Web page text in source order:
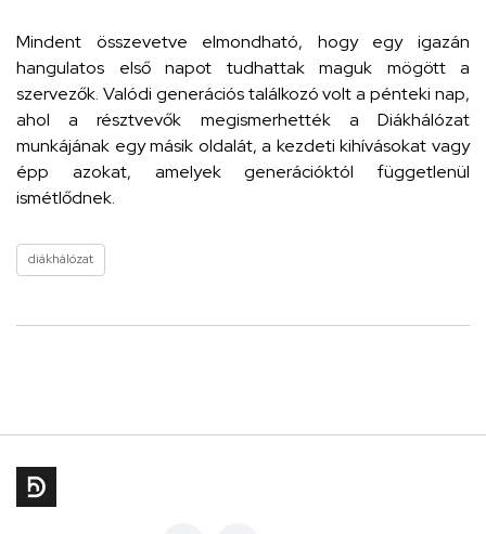
Mindent összevetve elmondható, hogy egy igazán
hangulatos első napot tudhattak maguk mögött a
szervezők. Valódi generációs találkozó volt a pénteki nap,
ahol a résztvevők megismerhették a Diákhálózat
munkájának egy másik oldalát, a kezdeti kihívásokat vagy
épp azokat, amelyek generációktól függetlenül
ismétlődnek.
diákhálózat